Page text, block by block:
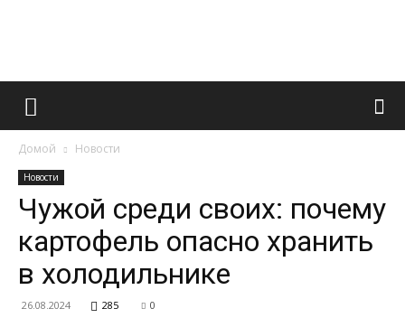
Французский
и
Домой Новости
Новости
Чужой среди своих: почему
картофель опасно хранить
в холодильнике
26.08.2024 285 0